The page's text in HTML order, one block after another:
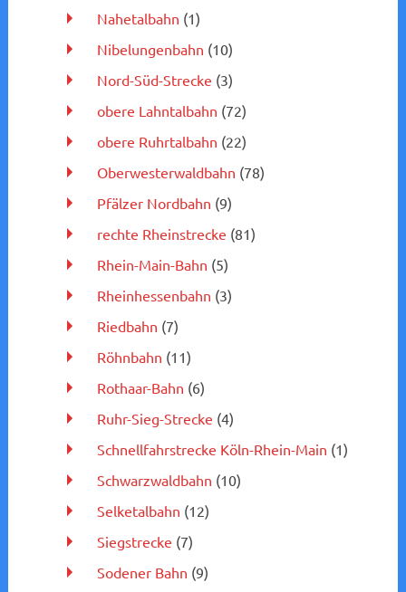
Nahetalbahn (1)
Nibelungenbahn (10)
Nord-Süd-Strecke (3)
obere Lahntalbahn (72)
obere Ruhrtalbahn (22)
Oberwesterwaldbahn (78)
Pfälzer Nordbahn (9)
rechte Rheinstrecke (81)
Rhein-Main-Bahn (5)
Rheinhessenbahn (3)
Riedbahn (7)
Röhnbahn (11)
Rothaar-Bahn (6)
Ruhr-Sieg-Strecke (4)
Schnellfahrstrecke Köln-Rhein-Main (1)
Schwarzwaldbahn (10)
Selketalbahn (12)
Siegstrecke (7)
Sodener Bahn (9)